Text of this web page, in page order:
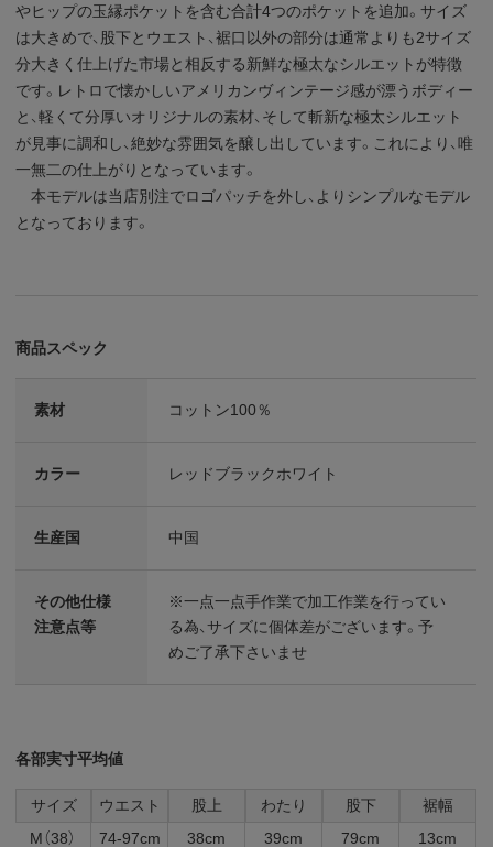
やヒップの玉縁ポケットを含む合計4つのポケットを追加。サイズ
は大きめで、股下とウエスト、裾口以外の部分は通常よりも2サイズ
分大きく仕上げた市場と相反する新鮮な極太なシルエットが特徴
です。レトロで懐かしいアメリカンヴィンテージ感が漂うボディー
と、軽くて分厚いオリジナルの素材、そして斬新な極太シルエット
が見事に調和し、絶妙な雰囲気を醸し出しています。これにより、唯
一無二の仕上がりとなっています。
本モデルは当店別注でロゴパッチを外し、よりシンプルなモデル
となっております。
商品スペック
素材 コットン100％
カラー レッドブラックホワイト
生産国 中国
その他仕様
注意点等
※一点一点手作業で加工作業を行ってい
る為、サイズに個体差がございます。予
めご了承下さいませ
各部実寸平均値
サイズ ウエスト 股上 わたり 股下
裾幅
M（38）
74-97cm 38cm 39cm 79cm 13cm